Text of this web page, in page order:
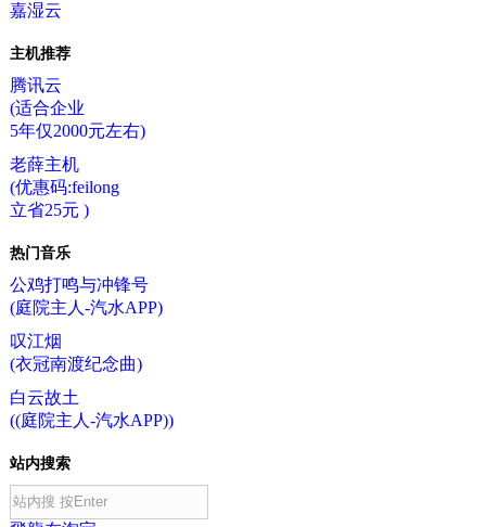
嘉湿云
主机推荐
腾讯云
(适合企业
5年仅2000元左右)
老薛主机
(优惠码:feilong
立省25元 )
热门音乐
公鸡打鸣与冲锋号
(庭院主人-汽水APP)
叹江烟
(衣冠南渡纪念曲)
白云故土
((庭院主人-汽水APP))
站内搜索